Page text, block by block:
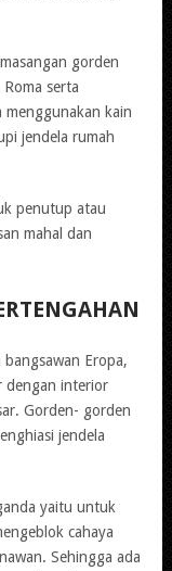
gorden
serta
menggunakan kain
jendela rumah
penutup atau
mahal dan
Eropa,
dengan interior
Gorden- gorden
jendela
yaitu untuk
cahaya
Sehingga ada